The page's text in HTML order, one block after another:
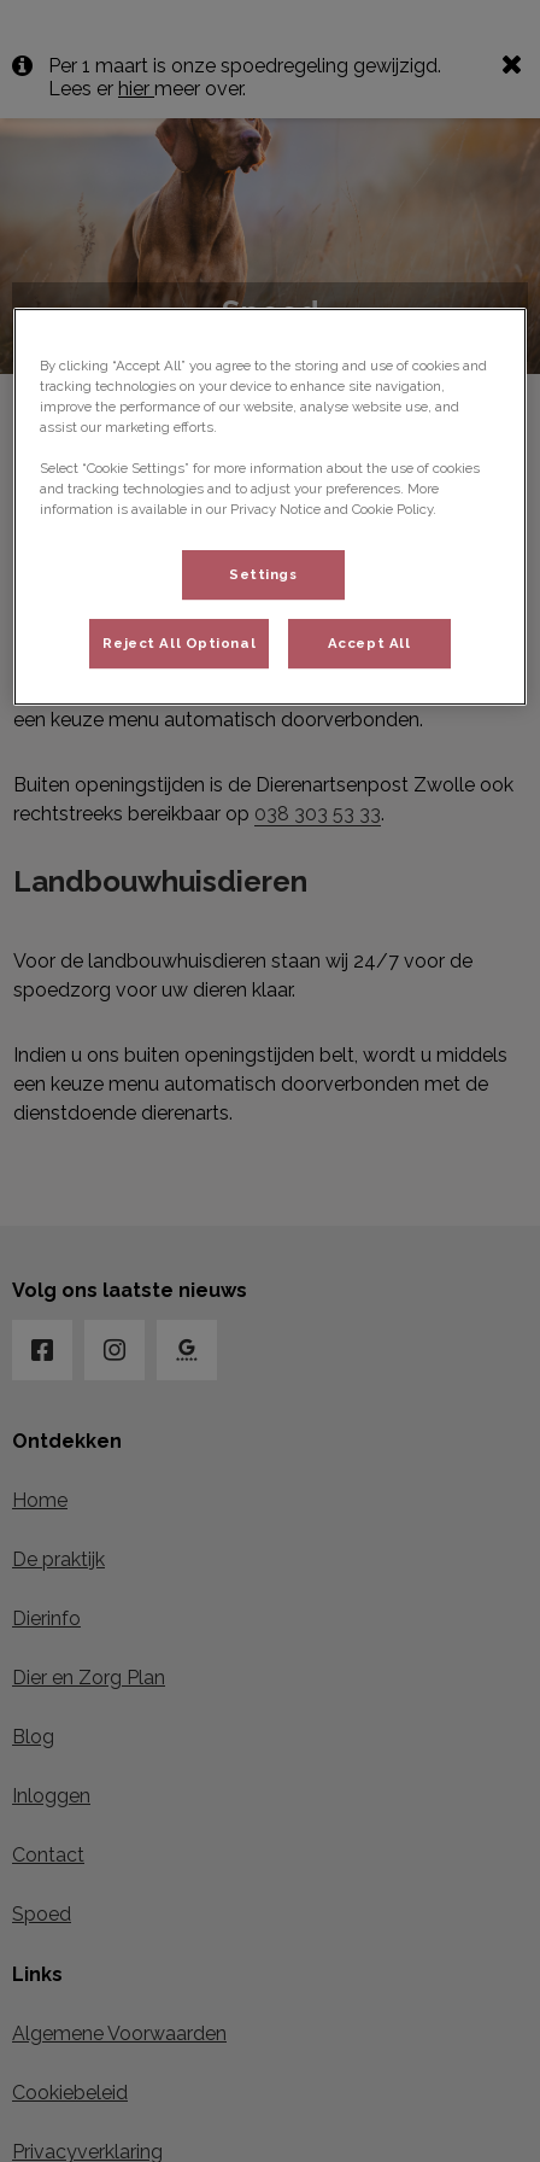
Per 1 maart is onze spoedregeling gewijzigd.
Lees er hier meer over.
Spoed
Adres vanaf 7 maart:Schrevenweg 13-15, Zwolle
een keuze menu automatisch doorverbonden.
Buiten openingstijden is de Dierenartsenpost Zwolle ook
rechtstreeks bereikbaar op 038 303 53 33.
Landbouwhuisdieren
Voor de landbouwhuisdieren staan wij 24/7 voor de
spoedzorg voor uw dieren klaar.
Indien u ons buiten openingstijden belt, wordt u middels
een keuze menu automatisch doorverbonden met de
dienstdoende dierenarts.
Ontdekken
Home
De praktijk
Dierinfo
Dier en Zorg Plan
Blog
Inloggen
Contact
Spoed
Links
Algemene Voorwaarden
Cookiebeleid
Privacyverklaring
Volg ons laatste nieuws
By clicking “Accept All” you agree to the storing and use of cookies and
tracking technologies on your device to enhance site navigation,
improve the performance of our website, analyse website use, and
assist our marketing efforts.
Select “Cookie Settings” for more information about the use of cookies
and tracking technologies and to adjust your preferences. More
information is available in our Privacy Notice and Cookie Policy.
Settings
Reject All Optional Accept All